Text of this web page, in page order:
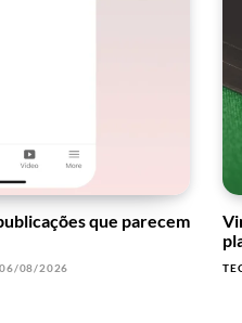
que parecem
06/08/2026